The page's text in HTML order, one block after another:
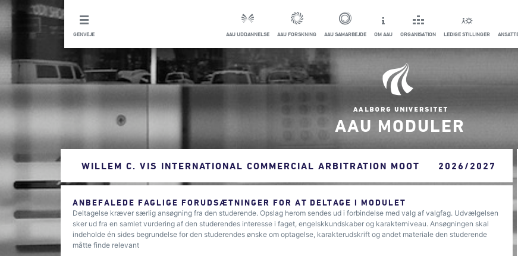
GENVEJE AAU UDDANNELSE AAU FORSKNING AAU SAMARBEJDE OM AAU ORGANISATION LEDIGE STILLINGER
AAU MODULER
WILLEM C. VIS INTERNATIONAL COMMERCIAL ARBITRATION MOOT 2026/2027
ANBEFALEDE FAGLIGE FORUDSÆTNINGER FOR AT DELTAGE I MODULET
Deltagelse kræver særlig ansøgning fra den studerende. Opslag herom sendes ud i forbindelse med valg af valgfag. Udvælgelsen
sker ud fra en samlet vurdering af den studerendes interesse i faget, engelskkundskaber og karakterniveau. Ansøgningen skal
indeholde én sides begrundelse for den studerendes ønske om optagelse, karakterudskrift og andet materiale den studerende
måtte finde relevant